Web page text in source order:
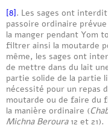
[8]. Les sages ont
passoire ordinaire
la manger pendant Yom
filtrer ainsi la moutarde
même, les sages ont
de mettre dans du lait
partie solide de la partie
nécessité pour un repas
moutarde ou de faire du
la manière ordinaire (
Michna Beroura12 et 21).